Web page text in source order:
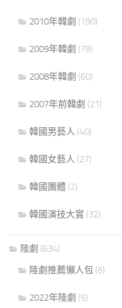
2010年韓劇 (190)
2009年韓劇 (79)
2008年韓劇 (60)
2007年前韓劇 (21)
韓國男藝人 (40)
韓國女藝人 (27)
韓國團體 (2)
韓國演技大賞 (32)
陸劇 (634)
陸劇推薦懶人包 (6)
2022年陸劇 (5)